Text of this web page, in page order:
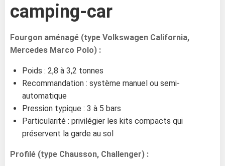
camping-car
Fourgon aménagé (type Volkswagen California,
Mercedes Marco Polo) :
Poids : 2,8 à 3,2 tonnes
Recommandation : système manuel ou semi-
automatique
Pression typique : 3 à 5 bars
Particularité : privilégier les kits compacts qui
préservent la garde au sol
Profilé (type Chausson, Challenger) :